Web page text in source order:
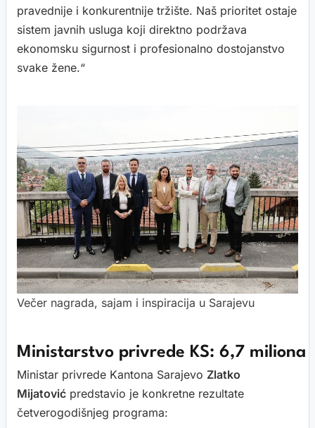
pravednije i konkurentnije tržište. Naš prioritet ostaje
sistem javnih usluga koji direktno podržava
ekonomsku sigurnost i profesionalno dostojanstvo
svake žene.“
Večer nagrada, sajam i inspiracija u Sarajevu
Ministarstvo privrede KS: 6,7 miliona
Ministar privrede Kantona Sarajevo Zlatko
Mijatović predstavio je konkretne rezultate
četverogodišnjeg programa: